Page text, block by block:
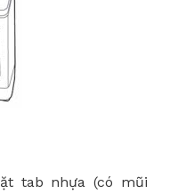
ặt tab nhựa (có mũi